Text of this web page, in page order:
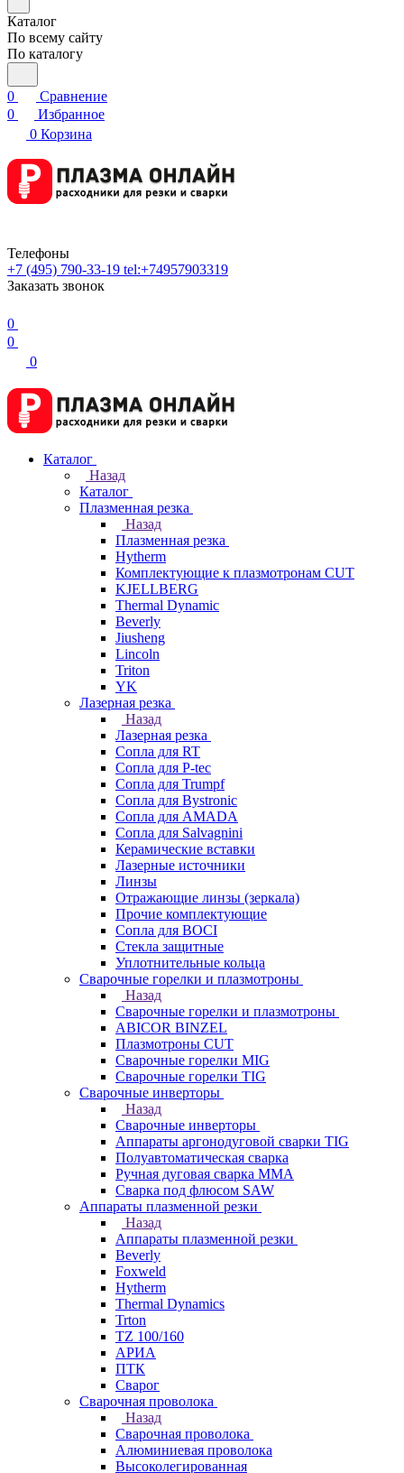
Каталог
По всему сайту
По каталогу
0
Сравнение
0
Избранное
0 Корзина
Телефоны
+7 (495) 790-33-19 tel:+74957903319
Заказать звонок
0
0
0
Каталог
Назад
Каталог
Плазменная резка
Назад
Плазменная резка
Hytherm
Комплектующие к плазмотронам CUT
KJELLBERG
Thermal Dynamic
Beverly
Jiusheng
Lincoln
Triton
YK
Лазерная резка
Назад
Лазерная резка
Сопла для RT
Сопла для P-tec
Сопла для Trumpf
Сопла для Bystronic
Сопла для AMADA
Сопла для Salvagnini
Керамические вставки
Лазерные источники
Линзы
Отражающие линзы (зеркала)
Прочие комплектующие
Сопла для BOCI
Стекла защитные
Уплотнительные кольца
Сварочные горелки и плазмотроны
Назад
Сварочные горелки и плазмотроны
ABICOR BINZEL
Плазмотроны CUT
Сварочные горелки MIG
Сварочные горелки TIG
Сварочные инверторы
Назад
Сварочные инверторы
Аппараты аргонодуговой сварки TIG
Полуавтоматическая сварка
Ручная дуговая сварка MMA
Сварка под флюсом SAW
Аппараты плазменной резки
Назад
Аппараты плазменной резки
Beverly
Foxweld
Hytherm
Thermal Dynamics
Trton
TZ 100/160
АРИА
ПТК
Сварог
Сварочная проволока
Назад
Сварочная проволока
Алюминиевая проволока
Высоколегированная